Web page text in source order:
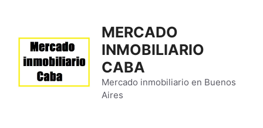
contenido
MERCADO
INMOBILIARIO
CABA
Mercado inmobiliario en Buenos
Aires